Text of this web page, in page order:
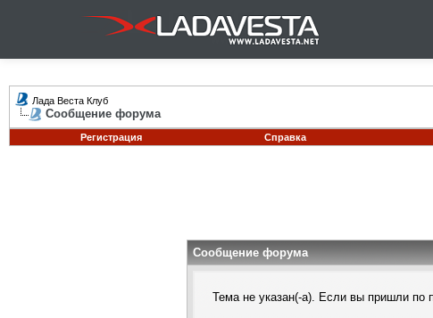
Лада Веста Клуб
Сообщение форума
Регистрация
Справка
Сообщение форума
Тема не указан(-а). Если вы пришли по